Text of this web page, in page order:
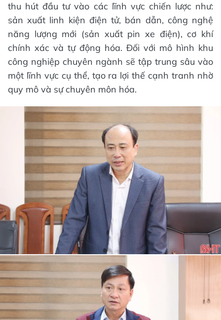
thu hút đầu tư vào các lĩnh vực chiến lược như:
sản xuất linh kiện điện tử, bán dẫn, công nghệ
năng lượng mới (sản xuất pin xe điện), cơ khí
chính xác và tự động hóa. Đối với mô hình khu
công nghiệp chuyên ngành sẽ tập trung sâu vào
một lĩnh vực cụ thể, tạo ra lợi thế cạnh tranh nhờ
quy mô và sự chuyên môn hóa.